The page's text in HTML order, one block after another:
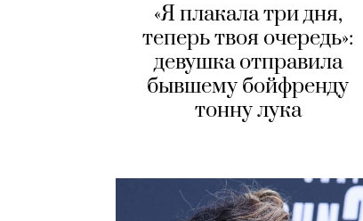
«Я плакала три дня,
теперь твоя очередь»:
девушка отправила
бывшему бойфренду
тонну лука